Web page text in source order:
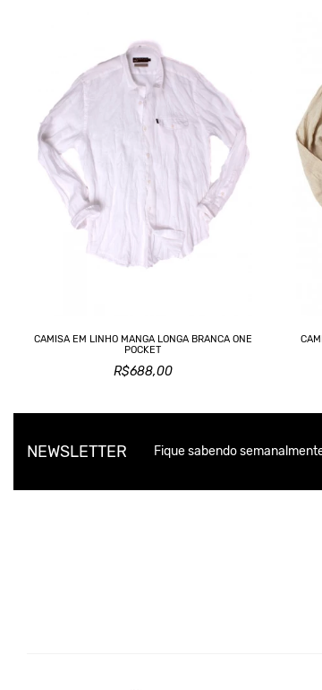
CAMISA EM LINHO MANGA LONGA BRANCA ONE
POCKET
R$688,00
NEWSLETTER Fique sabendo